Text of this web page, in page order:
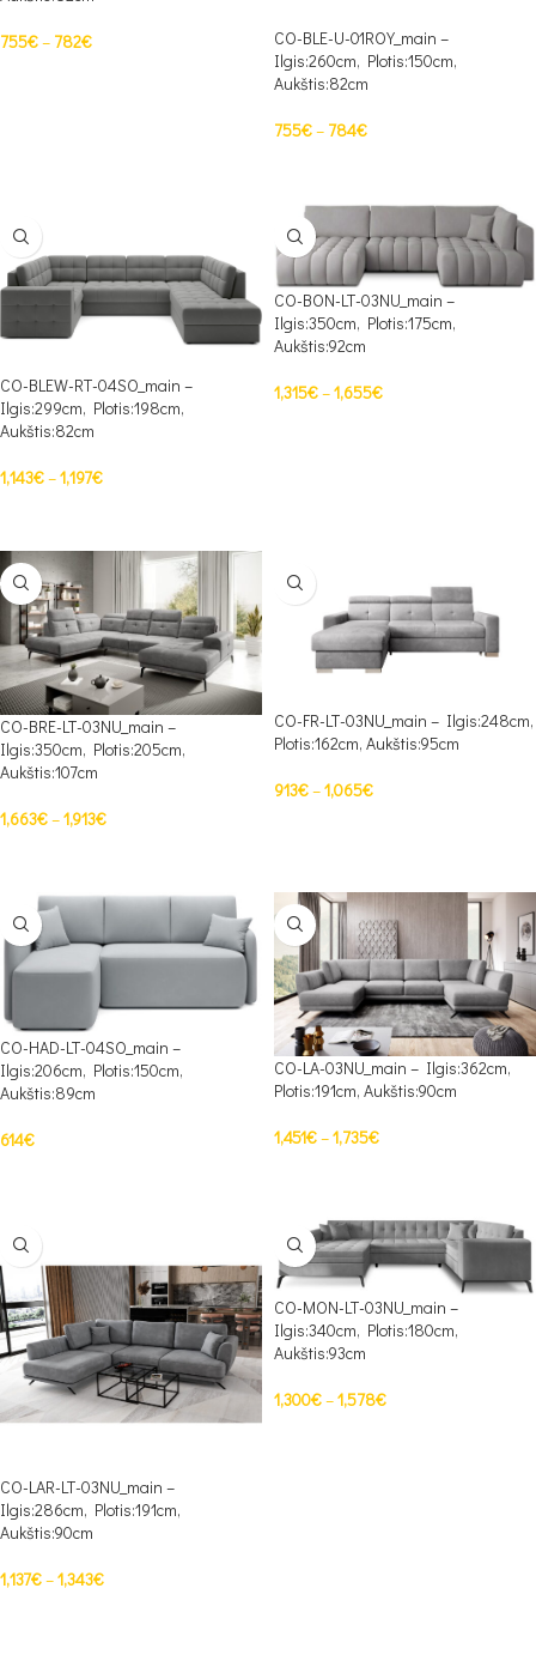
755€– 782€
CO-BLE-U-01ROY_main –
Ilgis:260cm, Plotis:150cm,
Aukštis:82cm
755€– 784€
CO-BLEW-RT-04SO_main –
Ilgis:299cm, Plotis:198cm,
Aukštis:82cm
1,143€–1,197€
CO-BON-LT-03NU_main –
Ilgis:350cm, Plotis:175cm,
Aukštis:92cm
1,315€–1,655€
CO-BRE-LT-03NU_main –
Ilgis:350cm, Plotis:205cm,
Aukštis:107cm
1,663€–1,913€
CO-FR-LT-03NU_main – Ilgis:248cm,
Plotis:162cm, Aukštis:95cm
913€–1,065€
CO-HAD-LT-04SO_main –
Ilgis:206cm, Plotis:150cm,
Aukštis:89cm
614€
CO-LA-03NU_main – Ilgis:362cm,
Plotis:191cm, Aukštis:90cm
1,451€–1,735€
CO-LAR-LT-03NU_main –
Ilgis:286cm, Plotis:191cm,
Aukštis:90cm
1,137€–1,343€
CO-MON-LT-03NU_main –
Ilgis:340cm, Plotis:180cm,
Aukštis:93cm
1,300€–1,578€